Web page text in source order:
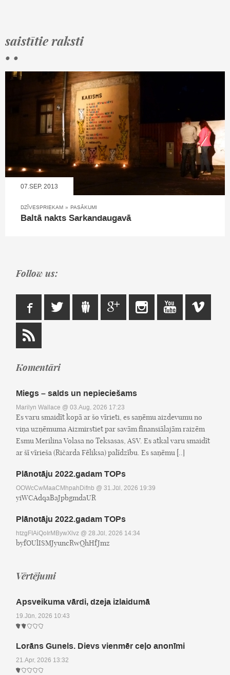
saistītie raksti
• •
07.SEP, 2013
DZĪVESPRIEKAM » PASĀKUMI
Baltā nakts Sarkandaugavā
Follow us:
Komentāri
Miegs – salds un nepieciešams
Marilyn Wallace @ 03.Aug, 2026 17:23
Es varu smaidīt kopā ar šo vīrieti, es saņēmu aizdevumu no
viņa uzņēmuma Aizmirstiet par savām finansiālajām raizēm
Esmu Merilina Volasa no Teksasas, ASV. Es atkal varu smaidīt
ar šī vīrieša (Ričarda Fēliksa) palīdzību. Es saņēmu [..]
Plānotāju 2022.gadam TOPs
OOWcCwMaaCMhpahDifnb @ 31.Jūl, 2026 19:39
yiWCAdqaBaJpbgmdaUR
Plānotāju 2022.gadam TOPs
htzgFIAiQoIrMBywXlvz @ 28.Jūl, 2026 14:34
byfOUlISMJyuncRwQhHfJmz
Vērtējumi
Apsveikuma vārdi, dzeja izlaidumā
19.Jūn, 2026 10:43
Lorāns Gunels. Dievs vienmēr ceļo anonīmi
21.Apr, 2026 13:32